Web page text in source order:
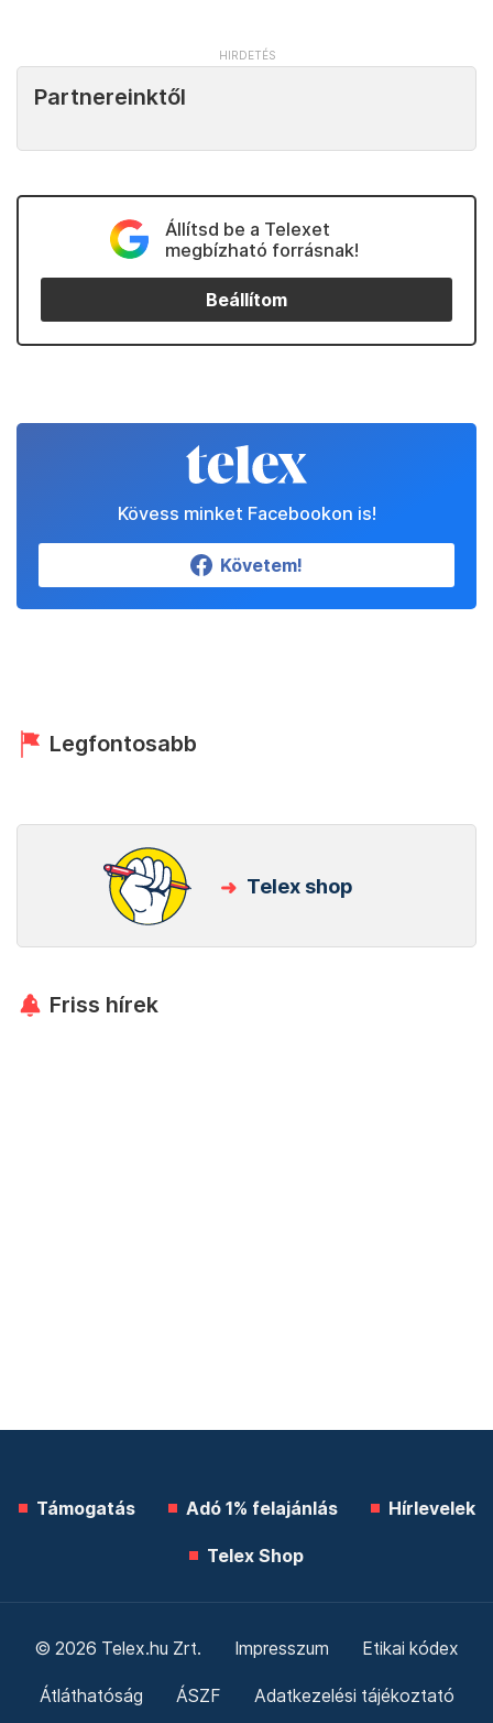
Partnereinktől
Állítsd be a Telexet
megbízható forrásnak!
Beállítom
Kövess minket Facebookon is!
Követem!
Legfontosabb
Telex shop
Friss hírek
Támogatás Adó 1% felajánlás Hírlevelek
Telex Shop
© 2026 Telex.hu Zrt. Impresszum Etikai kódex
Átláthatóság ÁSZF Adatkezelési tájékoztató